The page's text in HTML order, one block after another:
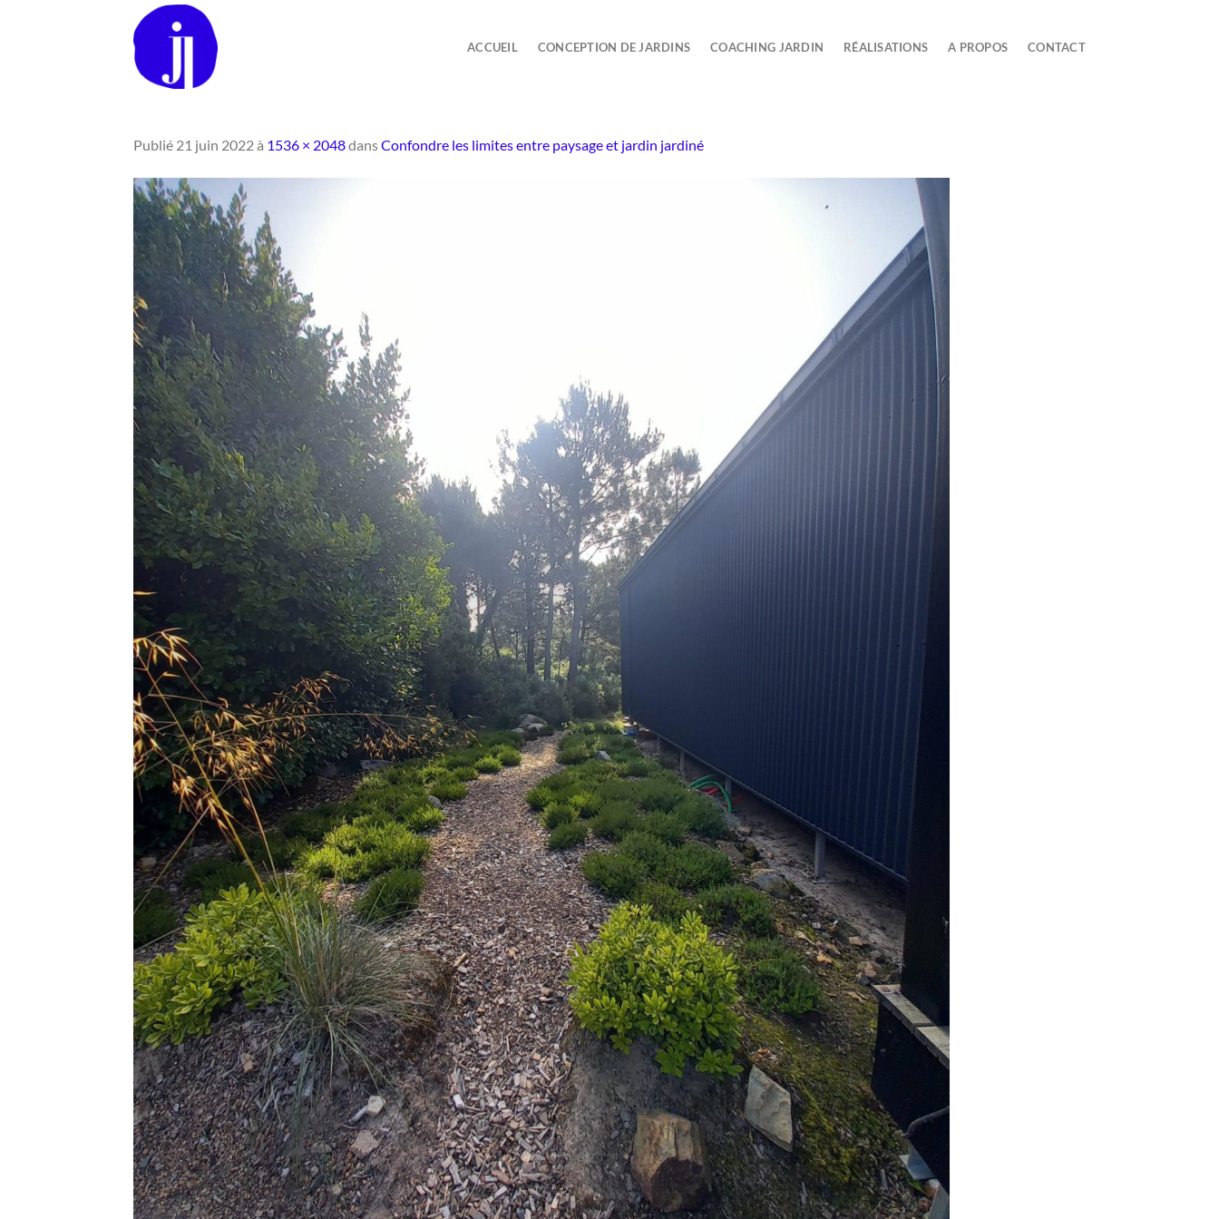
ACCUEIL CONCEPTION DE JARDINS COACHING JARDIN RÉALISATIONS A PROPOS CONTACT
Publié 21 juin 2022à 1536 × 2048dansConfondre les limites entre paysage et jardin jardiné